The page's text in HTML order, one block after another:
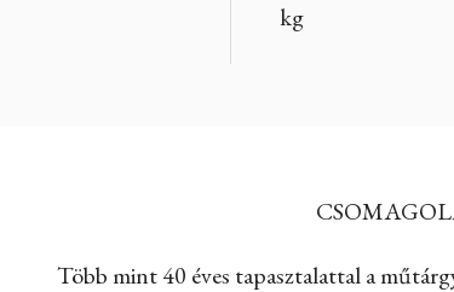
kg
Több mint 40 éves tapasztalattal a